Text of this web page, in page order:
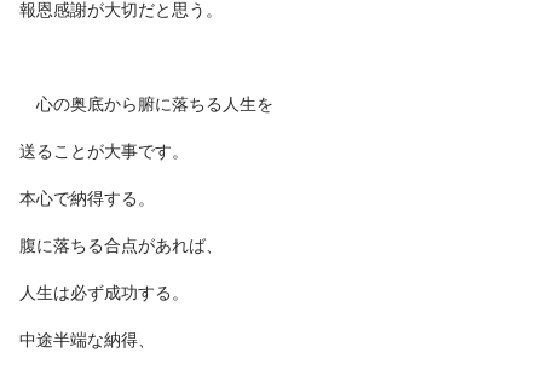
報恩感謝が大切だと思う。
心の奥底から腑に落ちる人生を
送ることが大事です。
本心で納得する。
腹に落ちる合点があれば、
人生は必ず成功する。
中途半端な納得、